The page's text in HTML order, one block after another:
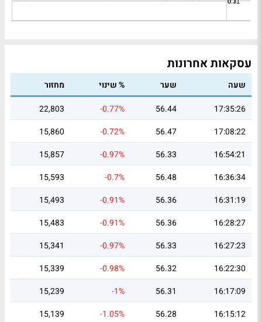
עסקאות אחרונות
שעה שער % שינוי
מחזור
17:35:26
56.44
-0.77%
22,803
17:08:22
56.47
-0.72%
15,860
16:54:21
56.33
-0.97%
15,857
16:36:34
56.48
-0.7%
15,593
16:31:19
56.36
-0.91%
15,493
16:28:27
56.36
-0.91%
15,483
16:27:23
56.33
-0.97%
15,341
16:22:30
56.32
-0.98%
15,339
16:17:09
56.31
-1%
15,239
16:15:12
56.28
-1.05%
15,139